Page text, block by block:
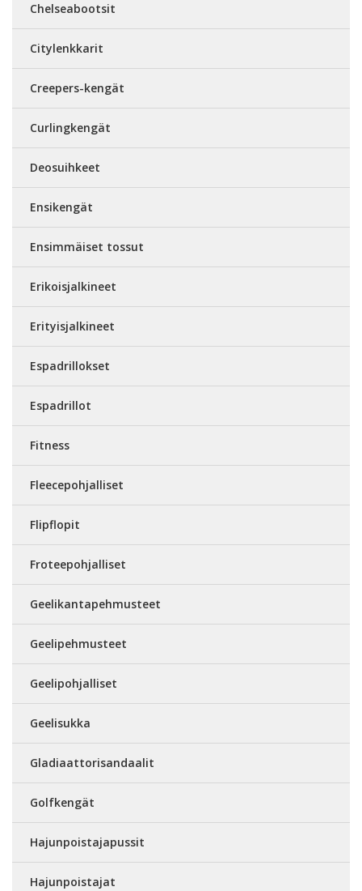
Chelseabootsit
Citylenkkarit
Creepers-kengät
Curlingkengät
Deosuihkeet
Ensikengät
Ensimmäiset tossut
Erikoisjalkineet
Erityisjalkineet
Espadrillokset
Espadrillot
Fitness
Fleecepohjalliset
Flipflopit
Froteepohjalliset
Geelikantapehmusteet
Geelipehmusteet
Geelipohjalliset
Geelisukka
Gladiaattorisandaalit
Golfkengät
Hajunpoistajapussit
Hajunpoistajat